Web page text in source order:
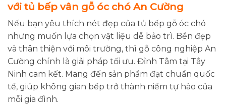
với tủ bếp vân gỗ óc chó An Cường
Nếu bạn yêu thích nét đẹp của tủ bếp gỗ óc chó
nhưng muốn lựa chọn vật liệu dễ bảo trì. Bền đẹp
và thân thiện với môi trường, thì gỗ công nghiệp An
Cường chính là giải pháp tối ưu. Đỉnh Tâm tại Tây
Ninh cam kết. Mang đến sản phẩm đạt chuẩn quốc
tế, giúp không gian bếp trở thành niềm tự hào của
mỗi gia đình.